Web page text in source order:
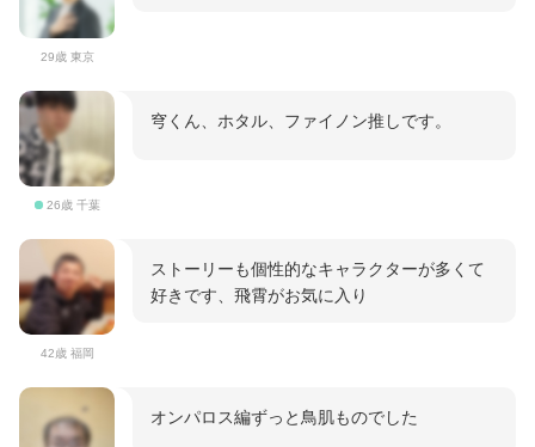
29歳 東京
26歳 千葉
穹くん、ホタル、ファイノン推しです。
42歳 福岡
ストーリーも個性的なキャラクターが多くて
好きです、飛霄がお気に入り
オンパロス編ずっと鳥肌ものでした